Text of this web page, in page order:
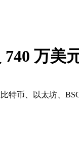
万美
特币、以太坊、